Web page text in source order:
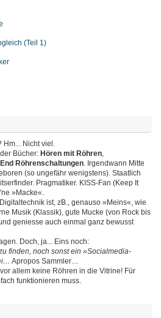
(Teil 1)
Hm... Nicht viel.
Bücher: Hören mit Röhren,
Röhrenschaltungen. Irgendwann Mitte
(so ungefähr wenigstens). Staatlich
Pragmatiker. KISS-Fan (Keep It
»Macke«.
ist, zB., genauso »Meins«, wie
Musik (Klassik), gute Mucke (von Rock bis
geniesse auch einmal ganz bewusst
Doch, ja... Eins noch:
finden, noch sonst ein »Socialmedia-
Apropos Sammler…
allem keine Röhren in die Vitrine! Für
funktionieren muss.